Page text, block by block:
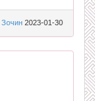
Зочин 2023-01-30